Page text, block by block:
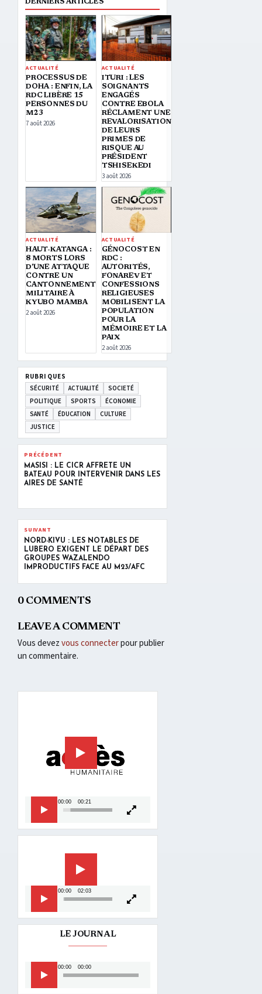
DERNIERS ARTICLES
ACTUALITÉ
PROCESSUS DE
DOHA : ENFIN, LA
RDC LIBÈRE 15
PERSONNES DU
M23
7 août 2026
ACTUALITÉ
ITURI : LES
SOIGNANTS
ENGAGÉS
CONTRE EBOLA
RÉCLAMENT UNE
REVALORISATION
DE LEURS
PRIMES DE
RISQUE AU
PRÉSIDENT
TSHISEKEDI
3 août 2026
ACTUALITÉ
HAUT-KATANGA :
8 MORTS LORS
D’UNE ATTAQUE
CONTRE UN
CANTONNEMENT
MILITAIRE À
KYUBO MAMBA
2 août 2026
ACTUALITÉ
GÉNOCOST EN
RDC :
AUTORITÉS,
FONAREV ET
CONFESSIONS
RELIGIEUSES
MOBILISENT LA
POPULATION
POUR LA
MÉMOIRE ET LA
PAIX
2 août 2026
RUBRIQUES
SÉCURITÉ
ACTUALITÉ
SOCIETÉ
POLITIQUE
SPORTS
ÉCONOMIE
SANTÉ
ÉDUCATION
CULTURE
JUSTICE
PRÉCÉDENT
MASISI : LE CICR AFFRÈTE UN
BATEAU POUR INTERVENIR DANS LES
AIRES DE SANTÉ
SUIVANT
NORD-KIVU : LES NOTABLES DE
LUBERO EXIGENT LE DÉPART DES
GROUPES WAZALENDO
IMPRODUCTIFS FACE AU M23/AFC
0 COMMENTS
LEAVE A COMMENT
Vous devezvous connecterpour publier
un commentaire.
00:00 00:21
00:00 02:03
LE JOURNAL
audio
00:00 00:00